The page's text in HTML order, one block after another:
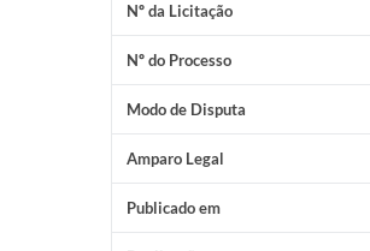
Nº da Licitação
Nº do Processo
Modo de Disputa
Amparo Legal
Publicado em